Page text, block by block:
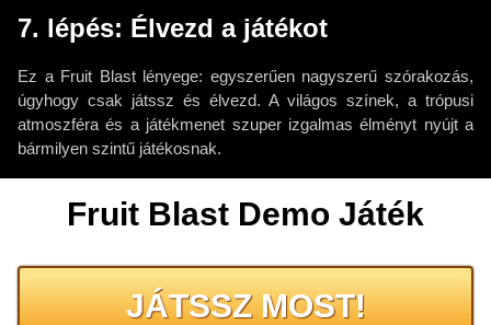
7. lépés: Élvezd a játékot
Ez a Fruit Blast lényege: egyszerűen nagyszerű szórakozás,
úgyhogy csak játssz és élvezd. A világos színek, a trópusi
atmoszféra és a játékmenet szuper izgalmas élményt nyújt a
bármilyen szintű játékosnak.
Fruit Blast Demo Játék
JÁTSSZ MOST!